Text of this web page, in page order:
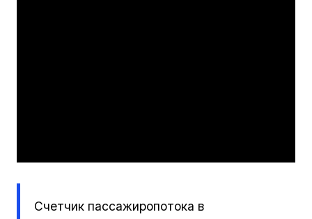
Счетчик пассажиропотока в